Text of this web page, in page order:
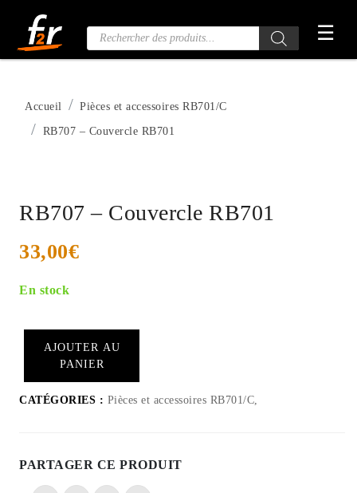
contenu
Recherche
produits
☰
Accueil Pièces et accessoires RB701/C
RB707 – Couvercle RB701
RB707 – Couvercle RB701
33,00€
En stock
AJOUTER AU
PANIER
CATÉGORIES : Pièces et accessoires RB701/C,
PARTAGER CE PRODUIT